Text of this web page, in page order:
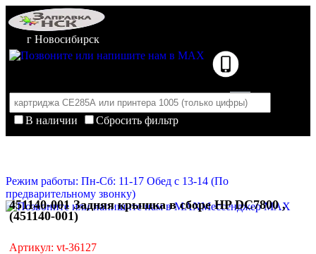
г Новосибирск
В наличии
Сбросить фильтр
Корзина пуста
Режим работы: Пн-Сб: 11-17 Обед с 13-14 (По
предварительному звонку)
Мессенджер MAX
451140-001 Задняя крышка в сборе HP DC7800 ,
(451140-001)
Артикул: vt-36127